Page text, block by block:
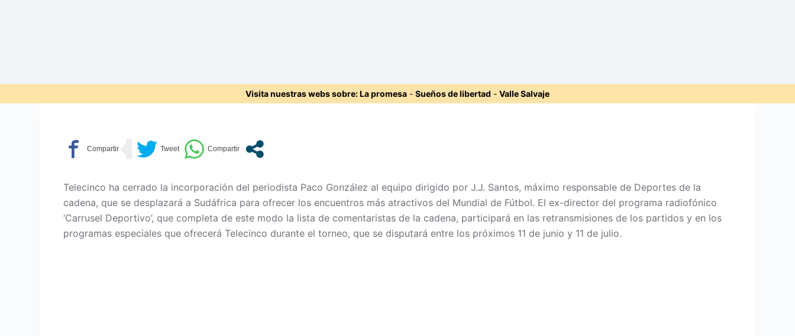
Visita nuestras webs sobre:La promesa - Sueños de libertad - Valle Salvaje
Telecinco ha cerrado la incorporación del periodista Paco González al equipo dirigido por J.J. Santos, máximo responsable de Deportes de la
cadena, que se desplazará a Sudáfrica para ofrecer los encuentros más atractivos del Mundial de Fútbol. El ex-director del programa radiofónico
‘Carrusel Deportivo’, que completa de este modo la lista de comentaristas de la cadena, participará en las retransmisiones de los partidos y en los
programas especiales que ofrecerá Telecinco durante el torneo, que se disputará entre los próximos 11 de junio y 11 de julio.